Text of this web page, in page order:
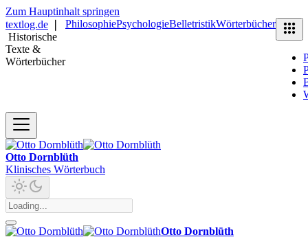
Zum Hauptinhalt springen
textlog.de
Historische
Texte &
Wörterbücher
PhilosophiePsychologieBelletristikWörterbücher
Otto Dornblüth
Klinisches Wörterbuch
Otto Dornblüth